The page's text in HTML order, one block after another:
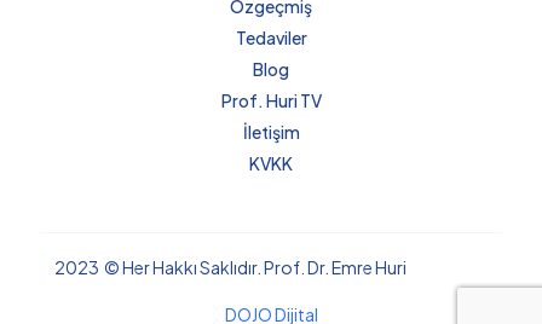
Özgeçmiş
Tedaviler
Blog
Prof. Huri TV
İletişim
KVKK
2023 © Her Hakkı Saklıdır. Prof. Dr. Emre Huri
DOJO Dijital